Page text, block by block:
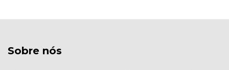
Sobre nós